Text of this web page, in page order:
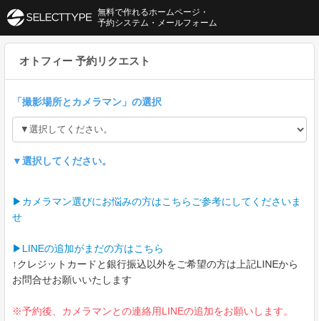
オトフィー 予約リクエスト
「撮影場所とカメラマン 」の選択
▼選択してください。
▶︎カメラマン選びにお悩みの方はこちらご参考にしてくださいま
せ
▶︎LINEの追加がまだの方はこちら
↑クレジットカードと銀行振込以外をご希望の方は上記LINEから
お問合せお願いいたします
※予約後、カメラマンとの連絡用LINEの追加をお願いします。
無料で作れるホームページ・
予約システム・メールフォーム